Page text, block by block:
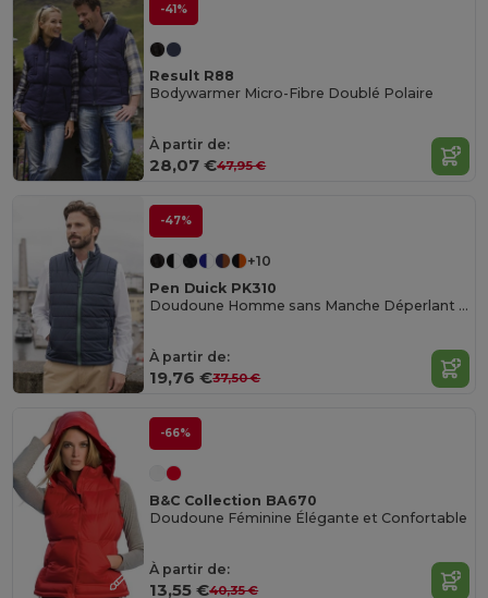
-41%
Result R88
Bodywarmer Micro-Fibre Doublé Polaire
À partir de:
28,07 €47,95 €
-47%
+10
Pen Duick PK310
Doudoune Homme sans Manche Déperlant & Coupe-Vent
À partir de:
19,76 €37,50 €
-66%
B&C Collection BA670
Doudoune Féminine Élégante et Confortable
À partir de:
13,55 €40,35 €